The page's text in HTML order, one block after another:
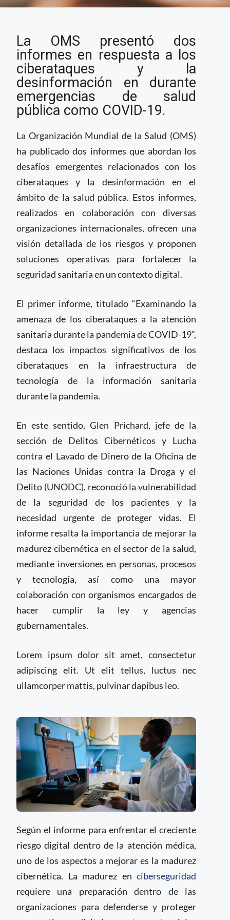
informes para
fortalecer la seguridad
sanitaria y combatir la
desinformación
La OMS presentó dos
informes en respuesta a los
ciberataques y la
desinformación en durante
emergencias de salud
pública como COVID-19.
La Organización Mundial de la Salud (OMS)
ha publicado dos informes que abordan los
desafíos emergentes relacionados con los
ciberataques y la desinformación en el
ámbito de la salud pública. Estos informes,
realizados en colaboración con diversas
organizaciones internacionales, ofrecen una
visión detallada de los riesgos y proponen
soluciones operativas para fortalecer la
seguridad sanitaria en un contexto digital.
El primer informe, titulado “Examinando la
amenaza de los ciberataques a la atención
sanitaria durante la pandemia de COVID-19”,
destaca los impactos significativos de los
ciberataques en la infraestructura de
tecnología de la información sanitaria
durante la pandemia.
En este sentido, Glen Prichard, jefe de la
sección de Delitos Cibernéticos y Lucha
contra el Lavado de Dinero de la Oficina de
las Naciones Unidas contra la Droga y el
Delito (UNODC), reconoció la vulnerabilidad
de la seguridad de los pacientes y la
necesidad urgente de proteger vidas. El
informe resalta la importancia de mejorar la
madurez cibernética en el sector de la salud,
mediante inversiones en personas, procesos
y tecnología, así como una mayor
colaboración con organismos encargados de
hacer cumplir la ley y agencias
gubernamentales.
Lorem ipsum dolor sit amet, consectetur
adipiscing elit. Ut elit tellus, luctus nec
ullamcorper mattis, pulvinar dapibus leo.
Según el informe para enfrentar el creciente
riesgo digital dentro de la atención médica,
uno de los aspectos a mejorar es la madurez
cibernética. La madurez en ciberseguridad
requiere una preparación dentro de las
organizaciones para defenderse y proteger